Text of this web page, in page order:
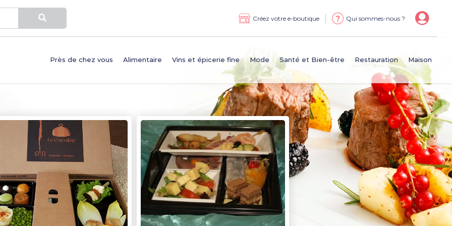
Créez votre e-boutique Qui sommes-nous ?
Près de chez vous Alimentaire Vins et épicerie fine Mode Santé et Bien-être Restauration Maison